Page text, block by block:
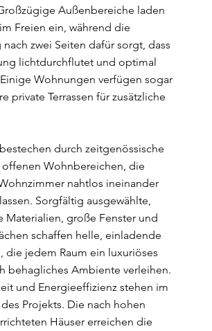
Außenbereiche laden
Freien ein, während die
zwei Seiten dafür sorgt, dass
lichtdurchflutet und optimal
Wohnungen verfügen sogar
private Terrassen für zusätzliche
durch zeitgenössische
offenen Wohnbereichen, die
nahtlos ineinander
Sorgfältig ausgewählte,
Materialien, große Fenster und
schaffen helle, einladende
die jedem Raum ein luxuriöses
behagliches Ambiente verleihen.
und Energieeffizienz stehen im
Projekts. Die nach hohen
Häuser erreichen die